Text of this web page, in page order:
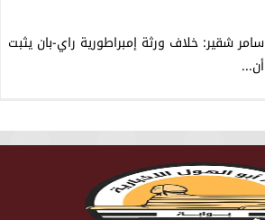
سامر شقير: خلاف ورثة إمبراطورية راي-بان يثبت
أن...